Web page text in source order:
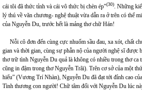
cái tôi đã thức tỉnh và cái vô thức bị chèn ép"(30). Những
lý thú về văn chương- nghệ thuật vừa dẫn ra ở trên có thể
của Nguyễn Du, trước hết là mảng thơ chữ Hán!
Nỗi cô đơn đến cùng cực nhuốm sầu đau, xa xót, chất
gian và thời gian, cùng sự phẫn nộ của người nghệ sĩ được
thơ trữ tình Nguyễn Du quả là không có nhiều trong thơ
cũng in đậm trong thơ Nguyễn Trãi). Trên cơ sở của một
hiểu” (Vương Trí Nhàn), Nguyễn Du đã đạt tới đỉnh cao
Tình thương con người! Chữ tâm đối với Nguyễn Du lúc